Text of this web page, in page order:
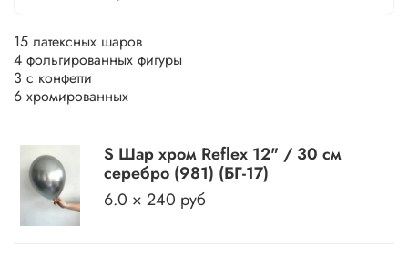
S Шар хром Reflex 12" / 30 см
серебро (981) (БГ-17)
6.0 × 240 руб
15 латексных шаров
4 фольгированных фигуры
3 с конфетти
6 хромированных